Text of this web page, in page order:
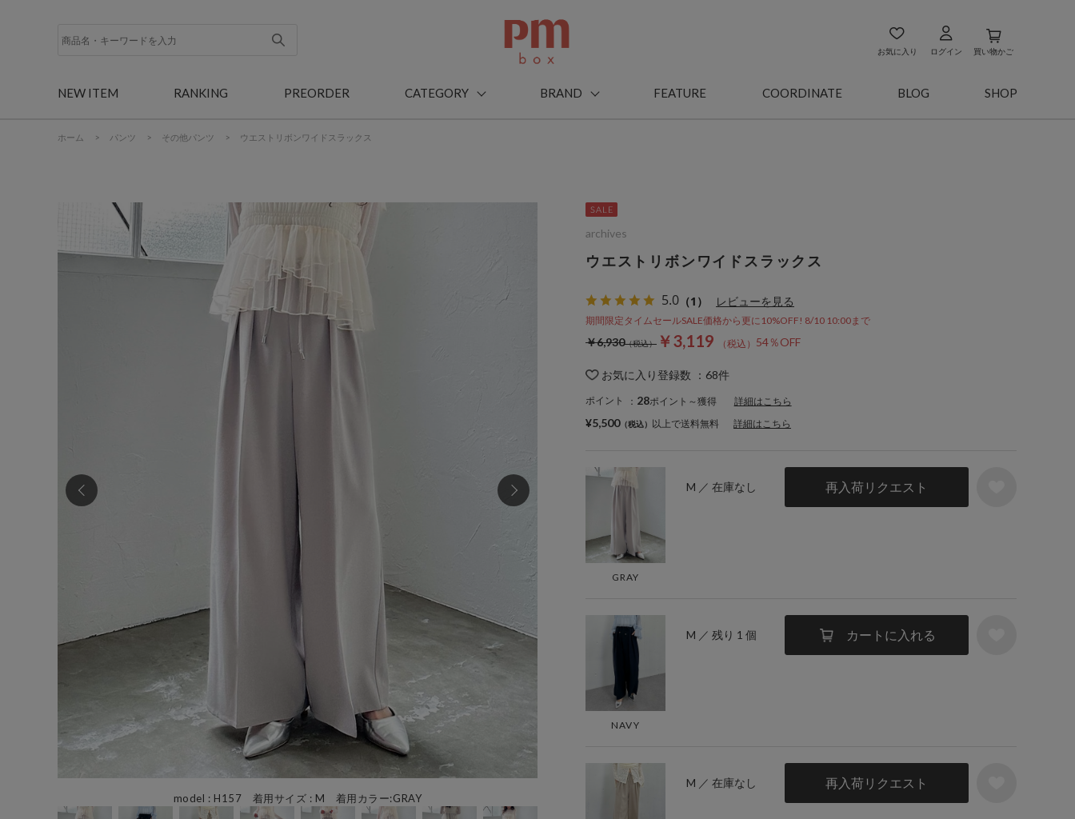
お気に入り ログイン 買い物かご
NEW ITEM RANKING PREORDER CATEGORY BRAND FEATURE COORDINATE BLOG SHOP
ホーム > パンツ > その他パンツ > ウエストリボンワイドスラックス
model : H157 着用サイズ : M 着用カラー:GRAY
ウエストリボンワイドスラックス
5.0 （1） レビューを見る
期間限定タイムセールSALE価格から更に10%OFF! 8/10 10:00まで
￥3,119 54％OFF
￥6,930
お気に入り登録数 ： 68件
ポイント ： 28ポイント～獲得 詳細はこちら
GRAY
M ／ 在庫なし 再入荷リクエスト
NAVY
M ／ 残り 1 個 カートに入れる
M ／ 在庫なし 再入荷リクエスト
archives
¥5,500 以上で送料無料 詳細はこちら